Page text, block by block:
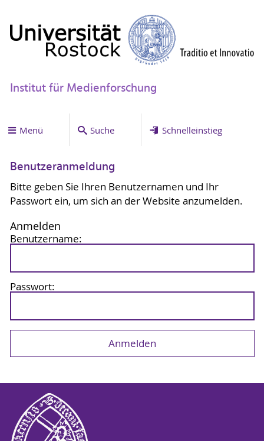
Institut für Medienforschung
Menü Suche Schnelleinstieg
Benutzeranmeldung
Bitte geben Sie Ihren Benutzernamen und Ihr
Passwort ein, um sich an der Website anzumelden.
Anmelden
Benutzername:
Passwort: